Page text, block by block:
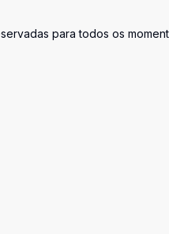
para todos os